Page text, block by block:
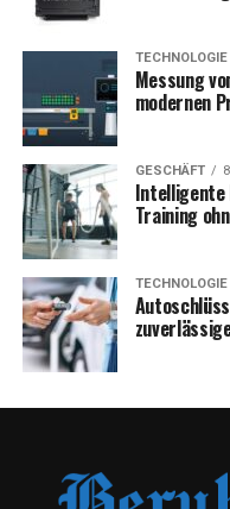
TECHNOLOGIE
Messung
modernen
GESCHÄFT
Intelligente
Training
TECHNOLOGIE